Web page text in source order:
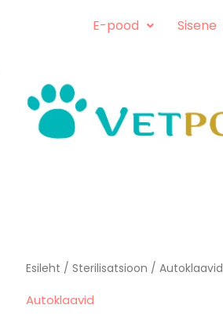
E-pood Sisene
Esileht / Sterilisatsioon / Autoklaavid
Autoklaavid